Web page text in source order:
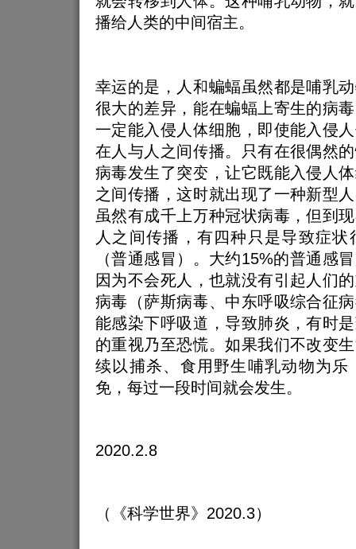
播给人类的中间宿主。
幸运的是，人和蝙蝠虽然都是哺乳
很大的差异，能在蝙蝠上寄生的病
一定能入侵人体细胞，即使能入侵
在人与人之间传播。只有在很偶然
病毒发生了突变，让它既能入侵人
之间传播，这时就出现了一种新型
虽然有成千上万种冠状病毒，但到
人之间传播，有四种只是导致症
（普通感冒）。大约15%的普通感
因为不会死人，也就没有引起人们
病毒（萨斯病毒、中东呼吸综合征
能感染下呼吸道，导致肺炎，有时
的重视乃至恐慌。如果我们不改变
续以捕杀、食用野生哺乳动物为乐
免，每过一段时间就会发生。
2020.2.8
（《科学世界》2020.3）